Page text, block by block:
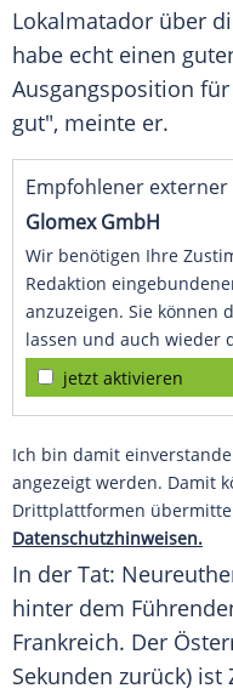
Lokalmatador über
habe echt einen
Ausgangsposition
gut", meinte er.
Empfohlener externer
Glomex GmbH
Wir benötigen Ihre
Redaktion
anzuzeigen. Sie können
lassen und auch wieder
jetzt aktivieren
Ich bin damit
angezeigt werden. Damit
Drittplattformen
Datenschutzhinweisen.
In der Tat:
hinter dem
Frankreich. Der
Sekunden zurück) ist